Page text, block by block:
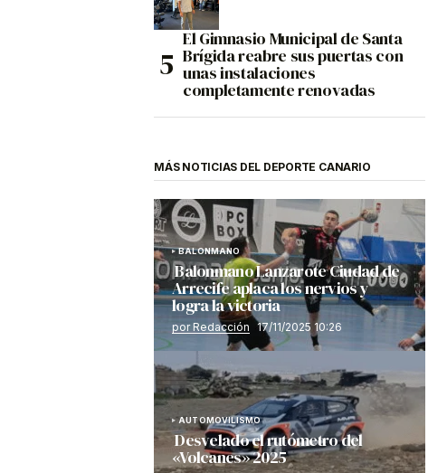
El Gimnasio Municipal de Santa
Brígida reabre sus puertas con
unas instalaciones
completamente renovadas
MÁS NOTICIAS DEL DEPORTE CANARIO
BALONMANO
Balonmano Lanzarote Ciudad de
Arrecife aplaca los nervios y
logra la victoria
por Redacción 17/11/2025 10:26
AUTOMOVILISMO
Desvelado el rutómetro del
«Volcanes» 2025